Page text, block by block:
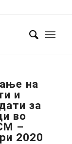
на
и
за
во
–
2020